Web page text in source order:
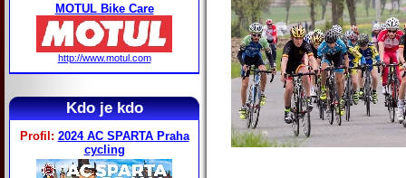
MOTUL Bike Care
http://www.motul.com
Kdo je kdo
Profil: 2024 AC SPARTA Praha
cycling